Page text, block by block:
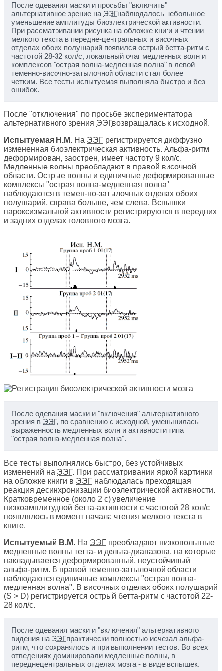
После одевания маски и просьбы "включить"
альтернативное зрение на ЭЭГнаблюдалось небольшое
уменьшение амплитуды биоэлектрической активности.
При рассматривании рисунка на обложке книги и чтении
мелкого текста в передне-центральных и височных
отделах обоих полушарий появился острый бетта-ритм с
частотой 28-32 кол/с, локальный очаг медленных волн и
комплексов "острая волна-медленная волна" в левой
теменно-височно-затылочной области стал более
четким. Все тесты испытуемая выполняла быстро и без
ошибок.
После "отключения" по просьбе экспериментатора
альтернативного зрения ЭЭГвозвращалась к исходной.
Испытуемая Н.М. На ЭЭГ регистрируется диффузно
измененная биоэлектрическая активность. Альфа-ритм
деформирован, заострен, имеет частоту 9 кол/с.
Медленные волны преобладают в правой височной
области. Острые волны и единичные деформированные
комплексы "острая волна-медленная волна"
наблюдаются в темен-но-затылочных отделах обоих
полушарий, справа больше, чем слева. Вспышки
пароксизмальной активности регистрируются в передних
и задних отделах головного мозга.
После одевания маски и "включения" альтернативного
зрения в ЭЭГ, по сравнению с исходной, уменьшилась
выраженность медленных волн и активности типа
"острая волна-медленная волна".
Все тесты выполнялись быстро, без устойчивых
изменений на ЭЭГ. При рассматривании яркой картинки
на обложке книги в ЭЭГ наблюдалась преходящая
реакция десинхронизации биоэлектрической активности.
Кратковременное (около 2 с) увеличение
низкоамплитудной бетта-активности с частотой 28 кол/с
появлялось в момент начала чтения мелкого текста в
книге.
Испытуемый В.М. На ЭЭГ преобладают низковольтные
медленные волны тетта- и дельта-диапазона, на которые
накладывается деформированный, неустойчивый
альфа-ритм. В правой теменно-затылочной области
наблюдаются единичные комплексы "острая волна-
медленная волна". В височных отделах обоих полушарий
(S > D) регистрируется острый бетта-ритм с частотой 22-
28 кол/с.
После одевания маски и "включения" альтернативного
видения на ЭЭГпрактически полностью исчезал альфа-
ритм, что сохранялось и при выполнении тестов. Во всех
отведениях доминировали медленные волны, в
переднецентральных отделах мозга - в виде вспышек.